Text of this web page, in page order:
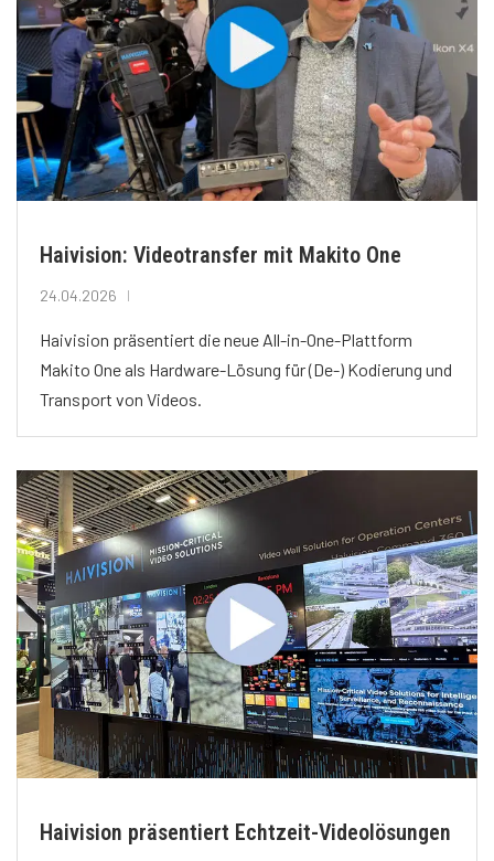
Haivision: Videotransfer mit Makito One
24.04.2026
Haivision präsentiert die neue All-in-One-Plattform
Makito One als Hardware-Lösung für (De-) Kodierung und
Transport von Videos.
Haivision präsentiert Echtzeit-Videolösungen